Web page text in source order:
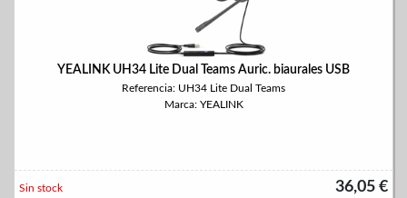
YEALINK UH34 Lite Dual Teams Auric. biaurales USB
Referencia: UH34 Lite Dual Teams
Marca: YEALINK
36,05 €
Sin stock